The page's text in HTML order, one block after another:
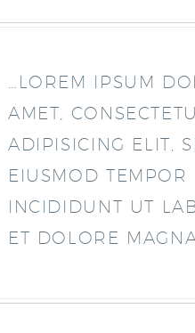
…LOREM IPSUM
AMET,
ADIPISICING ELIT,
EIUSMOD TEMPOR
INCIDIDUNT UT
ET DOLORE